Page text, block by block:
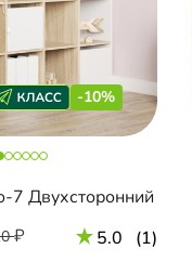
-10%
7 Двухсторонний
5.0 (1)